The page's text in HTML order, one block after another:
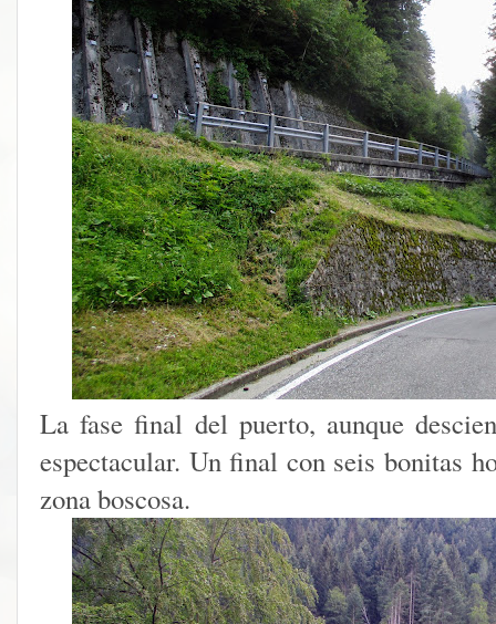
La fase final del puerto, aunque
espectacular. Un final con seis bonitas
zona boscosa.